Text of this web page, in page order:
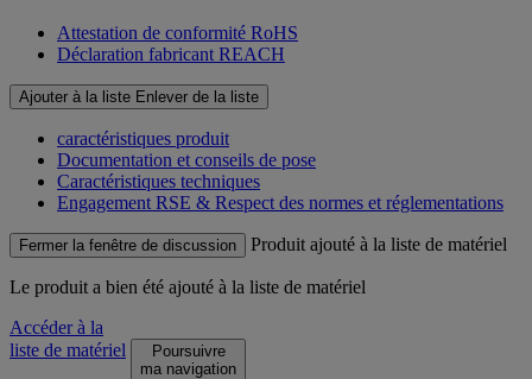
Attestation de conformité RoHS
Déclaration fabricant REACH
Ajouter à la liste Enlever de la liste
caractéristiques produit
Documentation et conseils de pose
Caractéristiques techniques
Engagement RSE & Respect des normes et réglementations
Fermer la fenêtre de discussion Produit ajouté à la liste de matériel
Le produit a bien été ajouté à la liste de matériel
Accéder à la
liste de matériel
Poursuivre
ma navigation